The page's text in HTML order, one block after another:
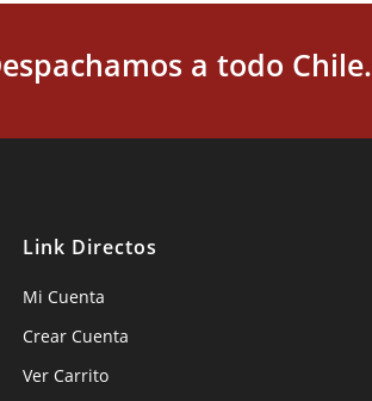
a todo Chile.
Link Directos
Mi Cuenta
Crear Cuenta
Ver Carrito